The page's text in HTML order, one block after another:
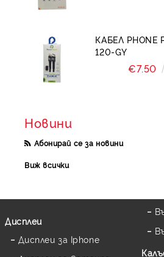
КАБЕЛ PHONE
120-GY
€7.50
Новини
Абонирай се за новини
Виж всички
Дисплеи
Дисплеи за Iphone